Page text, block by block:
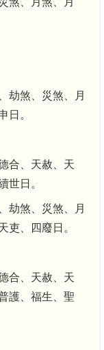
劫煞、災煞、月
日。
合、天赦、天
世日。
劫煞、災煞、月
吏、四廢日。
合、天赦、天
護、福生、聖